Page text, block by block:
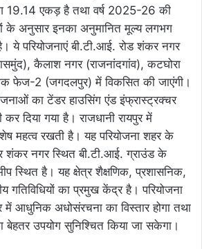
19.14 एकड़ है तथा वर्ष 2025-26 की
के अनुसार इनका अनुमानित मूल्य लगभग
परियोजनाएं बी.टी.आई. रोड शंकर नगर
कैलाश नगर (राजनांदगांव), कटघोरा
फेज-2 (जगदलपुर) में विकसित की जाएंगी।
का टेंडर हाउसिंग एंड इंफ्रास्ट्रक्चर
कर दिया गया है। राजधानी रायपुर में
महत्व रखती है। यह परियोजना शहर के
शंकर नगर स्थित बी.टी.आई. ग्राउंड के
स्थित है। यह क्षेत्र शैक्षणिक, प्रशासनिक,
गतिविधियों का प्रमुख केंद्र है। परियोजना
में आधुनिक अधोसंरचना का विस्तार होगा तथा
बेहतर उपयोग सुनिश्चित किया जा सकेगा।